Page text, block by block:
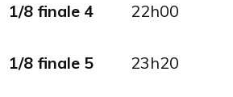
1/8 finale 4 22h00
1/8 finale 5 23h20